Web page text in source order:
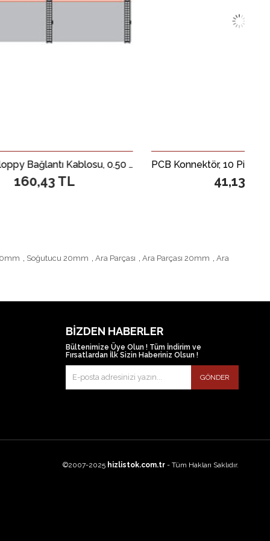
3.5 inch Floppy Bağlantı Kablosu, 0.50 metre
TL
Soğutucu 20mm Ara Parçası Ara Parçası 20mm
Ara
BIZDEN HABERLER
Bültenimize Üye Olun ! Tüm İndirim ve
Fırsatlardan İlk Sizin Haberiniz Olsun !
GÖNDER
©2007-2025 hizlistok.com.tr - Tüm Hakları Saklıdır.